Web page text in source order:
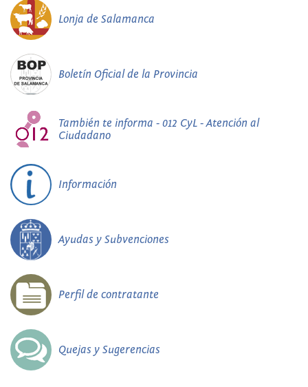
Lonja de Salamanca
Boletín Oficial de la Provincia
También te informa - 012 CyL - Atención al
Ciudadano
Información
Ayudas y Subvenciones
Perfil de contratante
Quejas y Sugerencias